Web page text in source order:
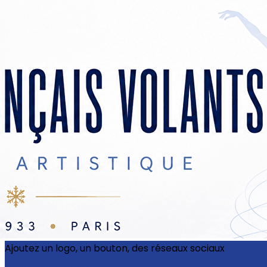
Menu
?>
Images de la page d'accueil
Cliquez pour éditer
Ajoutez un logo, un bouton, des réseaux sociaux